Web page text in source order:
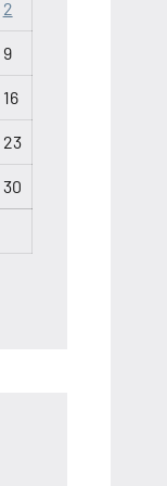
2
9
16
23
30